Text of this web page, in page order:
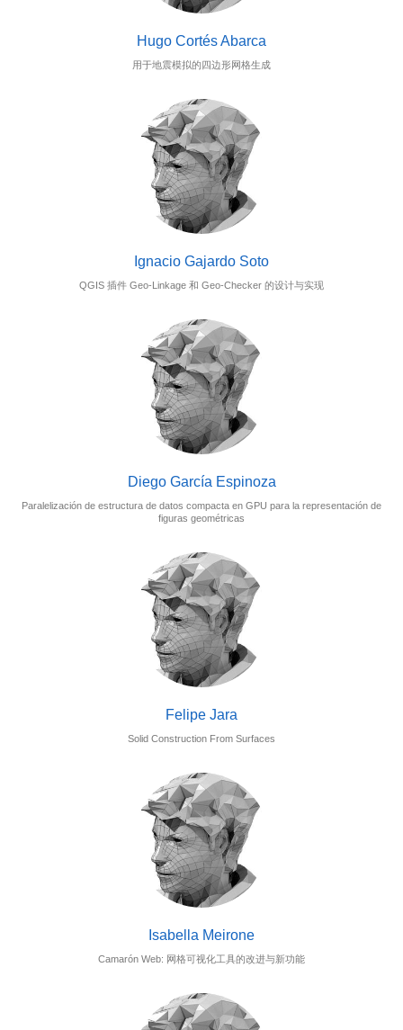
Hugo Cortés Abarca
用于地震模拟的四边形网格生成
Ignacio Gajardo Soto
QGIS 插件 Geo-Linkage 和 Geo-Checker 的设计与实现
Diego García Espinoza
Paralelización de estructura de datos compacta en GPU para la representación de
figuras geométricas
Felipe Jara
Solid Construction From Surfaces
Isabella Meirone
Camarón Web: 网格可视化工具的改进与新功能